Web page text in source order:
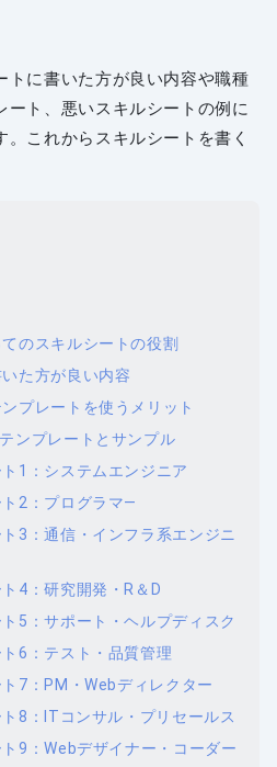
トに書いた方が良い内容や職種
ート、悪いスキルシートの例に
これからスキルシートを書く
のスキルシートの役割
た方が良い内容
プレートを使うメリット
ンプレートとサンプル
1：システムエンジニア
2：プログラマ—
3：通信・インフラ系エンジニ
4：研究開発・R＆D
5：サポート・ヘルプディスク
6：テスト・品質管理
7：PM・Webディレクター
8：ITコンサル・プリセールス
9：Webデザイナー・コーダー